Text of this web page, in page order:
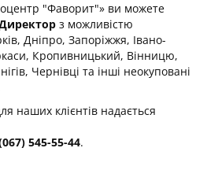
"Фаворит"» ви можете
з можливістю
Дніпро, Запоріжжя, Івано-
Кропивницький, Вінницю,
Чернівці та інші неокуповані
наших клієнтів надається
545-55-44.